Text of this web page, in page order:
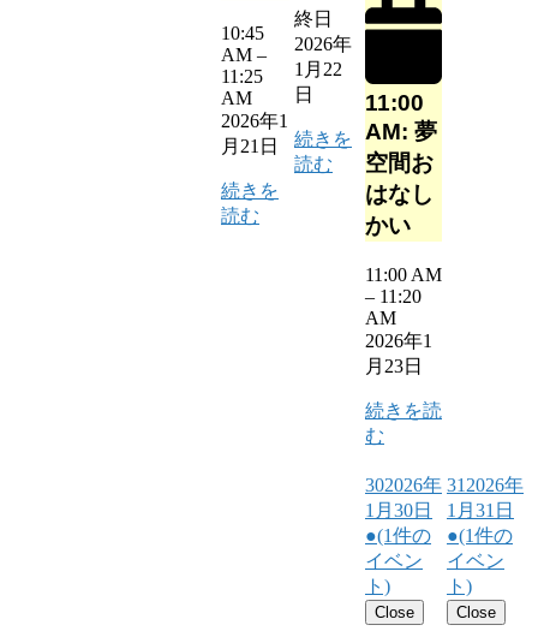
10:45
AM –
11:25
AM
2026年1
月21日
続きを
読む
終日
2026年
1月22
日
続きを
読む
11:00
AM: 夢
空間お
はなし
かい
11:00 AM
– 11:20
AM
2026年1
月23日
続きを読
む
302026年
1月30日
●(1件の
イベン
ト)
Close
31 2026年
1月31日
●(1件の
イベン
ト)
Close